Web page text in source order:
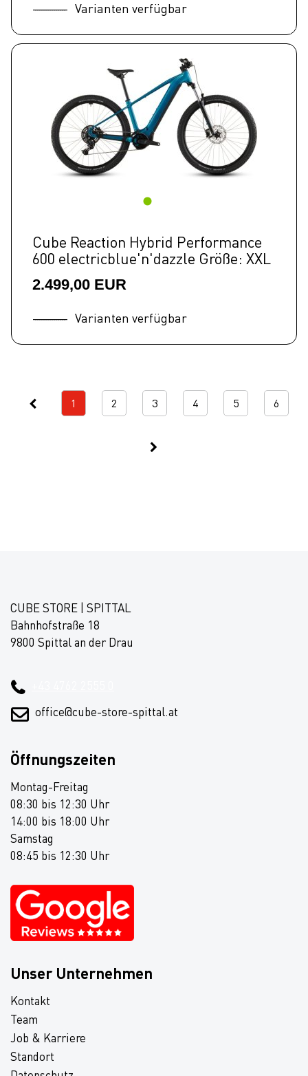
Varianten verfügbar
Cube Reaction Hybrid Performance
600 electricblue'n'dazzle Größe: XXL
2.499,00 EUR
Varianten verfügbar
1 2 3 4 5 6
CUBE STORE | SPITTAL
Bahnhofstraße 18
9800 Spittal an der Drau
office@cube-store-spittal.at
Öffnungszeiten
Montag-Freitag
08:30 bis 12:30 Uhr
14:00 bis 18:00 Uhr
Samstag
08:45 bis 12:30 Uhr
Unser Unternehmen
Kontakt
Team
Job & Karriere
Standort